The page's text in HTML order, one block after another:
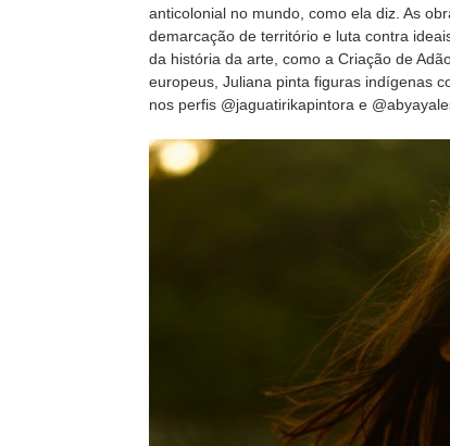
anticolonial no mundo, como ela diz. As
demarcação de território e luta contra
da história da arte, como a Criação de
europeus, Juliana pinta figuras indígenas
nos perfis @jaguatirikapintora e